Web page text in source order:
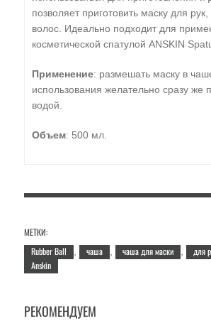
позволяет приготовить маску для
волос. Идеально подходит для
косметической спатулой ANSKIN
Применение: размешать маску в
использования желательно сразу же
водой.
Объем: 500 мл.
МЕТКИ:
Rubber Ball
чаша чаша для маски для
Anskin
РЕКОМЕНДУЕМ